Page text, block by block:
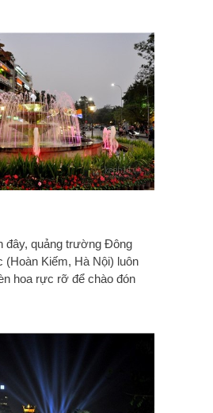
đây, quảng trường Đông
(Hoàn Kiếm, Hà Nội) luôn
hoa rực rỡ để chào đón